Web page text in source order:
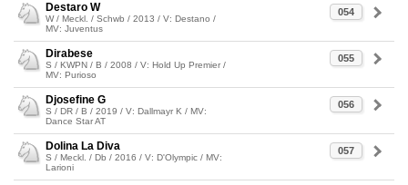
054
Destaro W
W / Meckl. / Schwb / 2013 / V: Destano /
MV: Juventus
055
Dirabese
S / KWPN / B / 2008 / V: Hold Up Premier /
MV: Purioso
056
Djosefine G
S / DR / B / 2019 / V: Dallmayr K / MV:
Dance Star AT
057
Dolina La Diva
S / Meckl. / Db / 2016 / V: D'Olympic / MV:
Larioni